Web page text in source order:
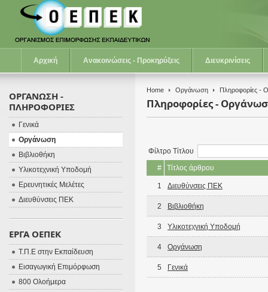
Αρχική Ανακοινώσεις - Προκηρύξεις Διευκρινίσεις
Home Οργάνωση Πληροφορίες -
Πληροφορίες -
Φίλτρο Τίτλου
#
Τίτλος άρθρου
1 Διευθύνσεις ΠΕΚ
2 Βιβλιοθήκη
3 Υλικοτεχνική Υποδομή
4 Οργάνωση
5 Γενικά
ΟΡΓΑΝΩΣΗ -
ΠΛΗΡΟΦΟΡΙΕΣ
Γενικά
Οργάνωση
Βιβλιοθήκη
Υλικοτεχνική Υποδομή
Ερευνητικές Μελέτες
Διευθύνσεις ΠΕΚ
ΕΡΓΑ ΟΕΠΕΚ
Τ.Π.Ε στην Εκπαίδευση
Εισαγωγική Επιμόρφωση
800 Ολοήμερα